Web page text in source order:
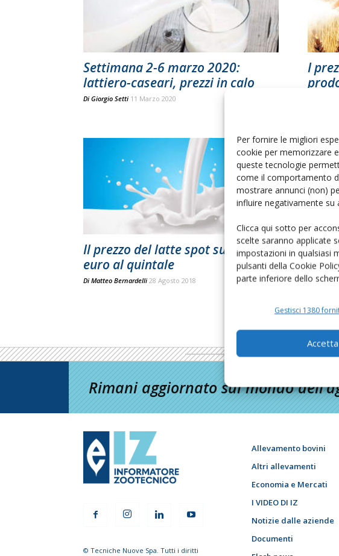
Per fornire le migliori
cookie per memorizzare
queste tecnologie
come il comportamento
mostrare annunci (non)
influire negativamente su
Clicca qui sotto per
scelte saranno applicate
impostazioni in qualsiasi
pulsanti della Cookie
parte inferiore dello
Gestisci 1380
Accetta
Settimana 2-6 marzo 2020:
lattiero-caseari, prezzi in calo
Di Giorgio Setti 11 Marzo 2020
I
Di
Il prezzo del latte spot supera i 40
euro al quintale
Di Matteo Bernardelli 28 Agosto 2018
I
Rimani aggiornato sul mondo
© Tecniche Nuove Spa. Tutti i diritti
Allevamento bovini
Altri allevamenti
Economia e Mercati
I VIDEO DI IZ
Notizie dalle aziende
Documenti